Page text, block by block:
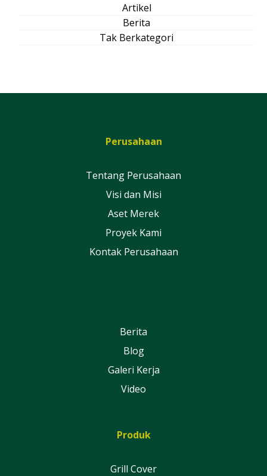
Artikel
Berita
Tak Berkategori
Perusahaan
Tentang Perusahaan
Visi dan Misi
Aset Merek
Proyek Kami
Kontak Perusahaan
Berita
Blog
Galeri Kerja
Video
Produk
Grill Cover